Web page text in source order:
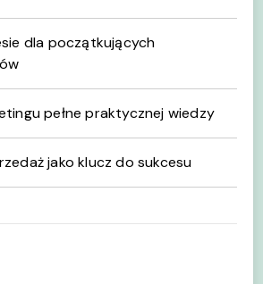
dla początkujących
pełne praktycznej wiedzy
jako klucz do sukcesu